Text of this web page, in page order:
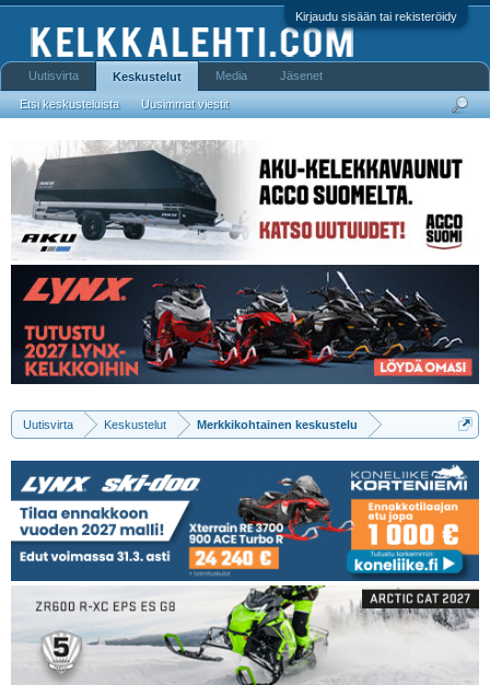
Kirjaudu sisään tai rekisteröidy
Uutisvirta Keskustelut Merkkikohtainen keskustelu
Uutisvirta Keskustelut
Etsi keskusteluista Uusimmat viestit
Media Jäsenet